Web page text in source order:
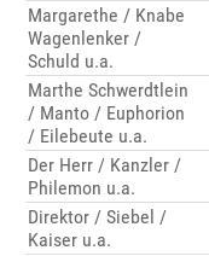
Margarethe / Knabe
Wagenlenker /
Schuld u.a.
Marthe Schwerdtlein
/ Manto / Euphorion
/ Eilebeute u.a.
Der Herr / Kanzler /
Philemon u.a.
Direktor / Siebel /
Kaiser u.a.